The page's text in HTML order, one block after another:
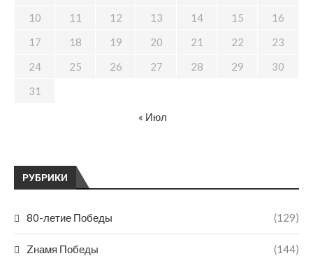
РУБРИКИ
80-летие Победы (129)
Zнамя Победы (144)
10
11 12 13 14 15
16
17
18 19 20 21 22
23
24
25 26 27 28 29
30
31
« Июл